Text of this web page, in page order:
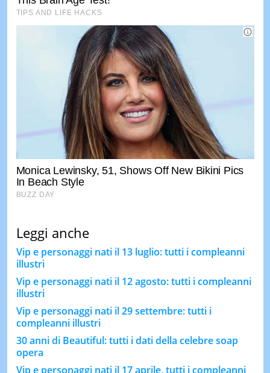
Leggi anche
Vip e personaggi nati il 13 luglio: tutti i compleanni
illustri
Vip e personaggi nati il 12 agosto: tutti i compleanni
illustri
Vip e personaggi nati il 29 settembre: tutti i
compleanni illustri
30 anni di Beautiful: tutti i dati della celebre soap
opera
Vip e personaggi nati il 17 aprile, tutti i compleanni